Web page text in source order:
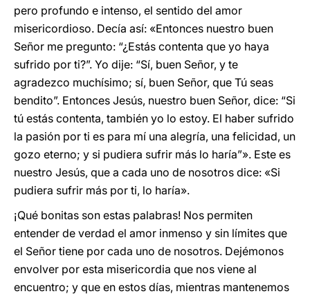
pero profundo e intenso, el sentido del amor
misericordioso. Decía así: «Entonces nuestro buen
Señor me pregunto: “¿Estás contenta que yo haya
sufrido por ti?”. Yo dije: “Sí, buen Señor, y te
agradezco muchísimo; sí, buen Señor, que Tú seas
bendito”. Entonces Jesús, nuestro buen Señor, dice: “Si
tú estás contenta, también yo lo estoy. El haber sufrido
la pasión por ti es para mí una alegría, una felicidad, un
gozo eterno; y si pudiera sufrir más lo haría”». Este es
nuestro Jesús, que a cada uno de nosotros dice: «Si
pudiera sufrir más por ti, lo haría».
¡Qué bonitas son estas palabras! Nos permiten
entender de verdad el amor inmenso y sin límites que
el Señor tiene por cada uno de nosotros. Dejémonos
envolver por esta misericordia que nos viene al
encuentro; y que en estos días, mientras mantenemos